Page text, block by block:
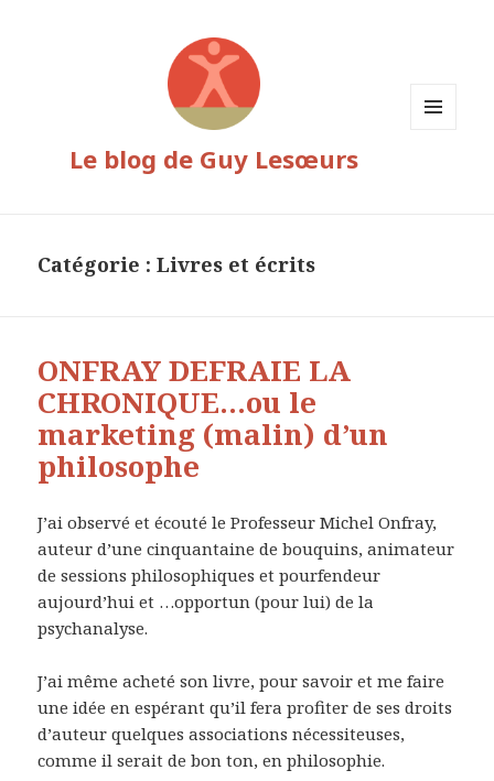
Le blog de Guy Lesœurs
Catégorie :Livres et écrits
ONFRAY DEFRAIE LA
CHRONIQUE…ou le
marketing (malin) d’un
philosophe
J’ai observé et écouté le Professeur Michel Onfray,
auteur d’une cinquantaine de bouquins, animateur
de sessions philosophiques et pourfendeur
aujourd’hui et …opportun (pour lui) de la
psychanalyse.
J’ai même acheté son livre, pour savoir et me faire
une idée en espérant qu’il fera profiter de ses droits
d’auteur quelques associations nécessiteuses,
comme il serait de bon ton, en philosophie.